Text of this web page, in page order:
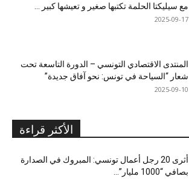
مع سيليكتا الحلمة تكتبها صغير و تعيشها كبير …
2025-09-17
المنتدى الاقتصادي التونسي – الدورة التاسعة تحت
شعار “السياحة في تونس: نحو آفاق جديدة”
2025-09-10
الأكثر قراءة
أثرى 20 رجل أعمال تونسي: المبروك في الصدارة
بصافي “1000 مليار”...